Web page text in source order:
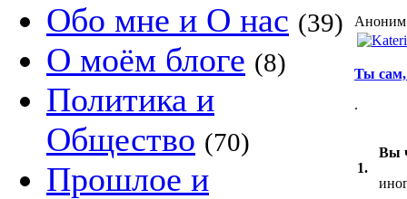
Обо мне и О нас (39)
О моём блоге (8)
Политика и
Общество (70)
Прошлое и
Аноним
Ты сам,
.
1.
Вы